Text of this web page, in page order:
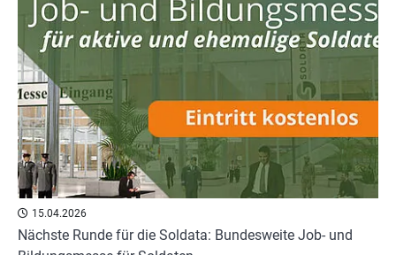
15.04.2026
Nächste Runde für die Soldata: Bundesweite Job- und